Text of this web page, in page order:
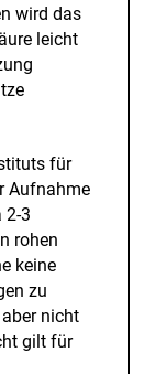
wird das
leicht
für
Aufnahme
2-3
rohen
keine
zu
nicht
gilt für